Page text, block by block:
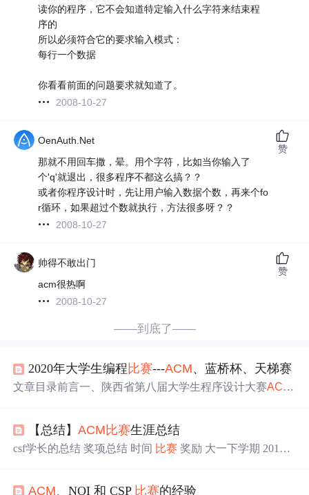
读你的程序，它不会知道特定输入什么字符来结束程
序的
所以必须符合它的要求输入模式：
每行一个数据
你看看前面的问题要求就知道了。
2008-10-27
OenAuth.Net
那就不用回车撒，晕。用个字符，比如当你输入了
个'q'就退出，很多程序不都这么搞？？
或者你程序设计时，先让用户输入数据个数，再来个fo
r循环，如果超过个数就执行，方法很多呀？？
2008-10-27
赞
帅得不敢出门
acm很热啊
2008-10-27
赞
——到底了——
2020年大学生编程 比赛---ACM、蓝桥杯、天梯赛
文章目录前言一、陕西省第八届大学生程序设计大赛ACM
序设计天梯赛--2020年11月28日比赛
结总结 前言 在大三的上半年我参加了三个编程比赛 ，分别
总结的参赛经验，希望对大家有所帮助 提示：以下是本篇
【总结】ACM 比赛生涯总结
csf学长的总结 奖项总结 时间 比赛 奖励 大一下学期 2017.5
8.6 ICPC全国邀请赛-宁夏站 银奖 大三上学期 2018.10 ICPC
ACM、NOI 和 CSP 比赛的经验